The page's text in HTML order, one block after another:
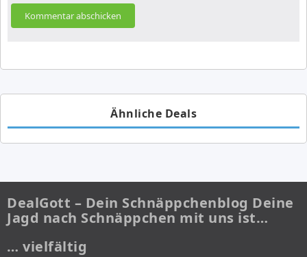
Ähnliche Deals
DealGott – Dein Schnäppchenblog Deine
Jagd nach Schnäppchen mit uns ist…
… vielfältig